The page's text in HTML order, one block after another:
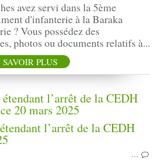
avez servi dans la 5ème
d'infanterie à la Baraka
? Vous possédez des
photos ou documents relatifs à...
SAVOIR PLUS
l’arrêt de la CEDH
20 mars 2025
…